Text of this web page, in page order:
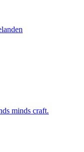
minds craft.